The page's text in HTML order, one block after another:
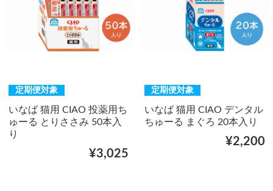
定期便対象
いなば 猫用 CIAO 投薬用ち
ゅーる とりささみ 50本入
り
¥3,025
定期便対象
いなば 猫用 CIAO デンタル
ちゅーる まぐろ 20本入り
¥2,200